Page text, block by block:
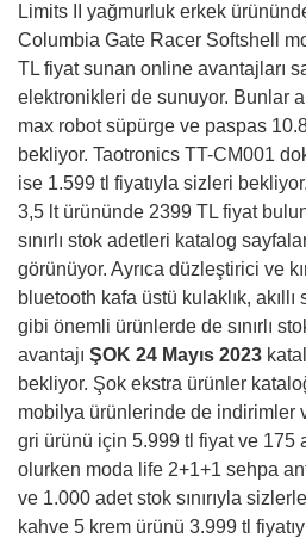
Limits II yağmurluk erkek
Columbia Gate Racer Softshell
TL fiyat sunan online avantajları
elektronikleri de sunuyor. Bunlar
max robot süpürge ve paspas
bekliyor. Taotronics TT-CM001
ise 1.599 tl fiyatıyla sizleri
3,5 lt ürününde 2399 TL fiyat
sınırlı stok adetleri katalog
görünüyor. Ayrıca düzleştirici ve
bluetooth kafa üstü kulaklık,
gibi önemli ürünlerde de sınırlı
avantajı ŞOK 24 Mayıs 2023
bekliyor. Şok ekstra ürünler
mobilya ürünlerinde de indirimler
gri ürünü için 5.999 tl fiyat ve 175
olurken moda life 2+1+1 sehpa
ve 1.000 adet stok sınırıyla
kahve 5 krem ürünü 3.999 tl